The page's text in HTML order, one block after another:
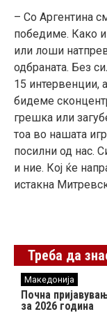
– Со Аргентина
победиме. Како
или лоши
одбраната. Без
15 интервенции,
бидеме
грешка или
тоа во нашата
посилни од нас.
и ние. Кој ќе
истакна
Треба да
Македонија
Почна
за 2026 година